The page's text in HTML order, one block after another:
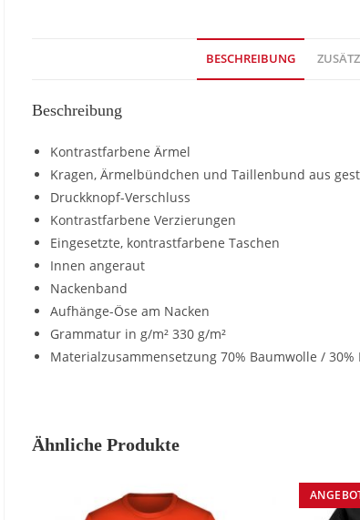
BESCHREIBUNG
Beschreibung
Kontrastfarbene Ärmel
Kragen, Ärmelbündchen und Taillenbund aus
Druckknopf-Verschluss
Kontrastfarbene Verzierungen
Eingesetzte, kontrastfarbene Taschen
Innen angeraut
Nackenband
Aufhänge-Öse am Nacken
Grammatur in g/m² 330 g/m²
Materialzusammensetzung 70% Baumwolle / 30%
Ähnliche Produkte